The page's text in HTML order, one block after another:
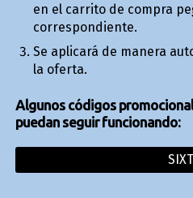
en el carrito de compra
correspondiente.
Se aplicará de manera
la oferta.
Algunos códigos
puedan seguir funcionando:
SIXT